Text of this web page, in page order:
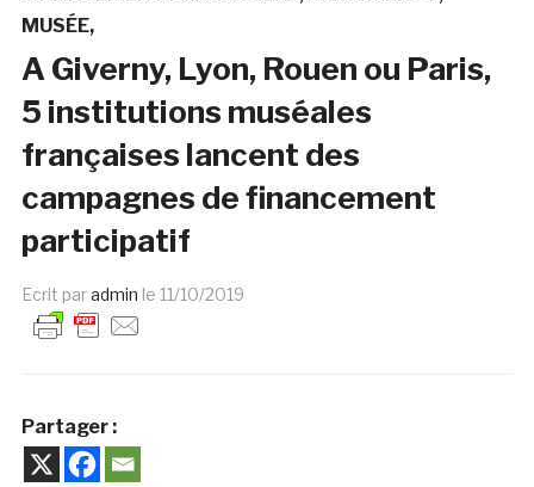
MUSÉE
A Giverny, Lyon, Rouen ou Paris,
5 institutions muséales
françaises lancent des
campagnes de financement
participatif
Ecrit paradmin le 11/10/2019
Partager :